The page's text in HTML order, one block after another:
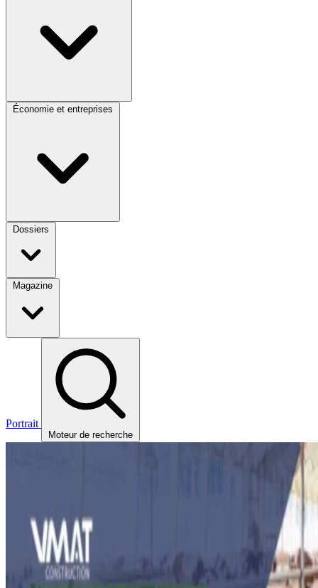
Économie et entreprises
Dossiers
Magazine
Portrait
Moteur de recherche